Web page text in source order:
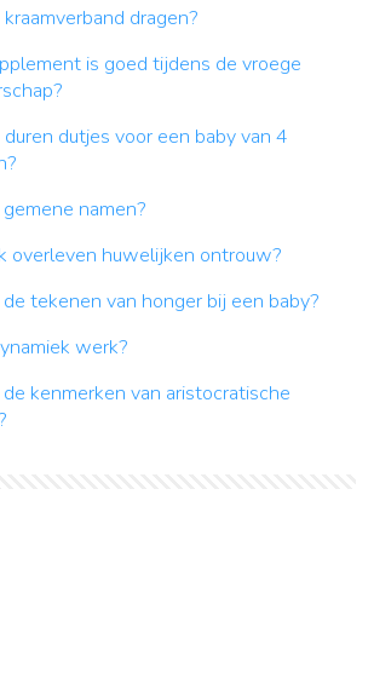
dragen?
is goed tijdens de vroege
dutjes voor een baby van 4
namen?
overleven huwelijken ontrouw?
tekenen van honger bij een baby?
werk?
kenmerken van aristocratische